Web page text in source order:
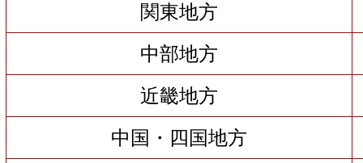
関東地方
中部地方
近畿地方
中国・四国地方